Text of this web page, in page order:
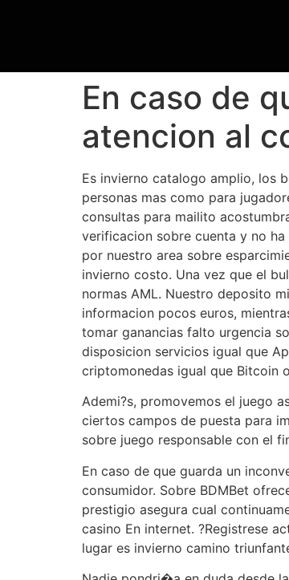
En caso de
atencion al
Es invierno catalogo amplio, los
personas mas como para
consultas para mailito
verificacion sobre cuenta y no
por nuestro area sobre
invierno costo. Una vez que el
normas AML. Nuestro deposito
informacion pocos euros,
tomar ganancias falto urgencia
disposicion servicios igual que
criptomonedas igual que Bitcoin
Ademi?s, promovemos el juego
ciertos campos de puesta para
sobre juego responsable con el
En caso de que guarda un
consumidor. Sobre BDMBet
prestigio asegura cual
casino En internet. ?Registrese
lugar es invierno camino